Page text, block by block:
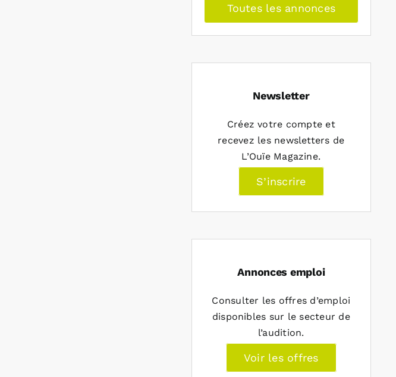
Toutes les annonces
Newsletter
Créez votre compte et
recevez les newsletters de
L’Ouïe Magazine.
S’inscrire
Annonces emploi
Consulter les offres d’emploi
disponibles sur le secteur de
l’audition.
Voir les offres